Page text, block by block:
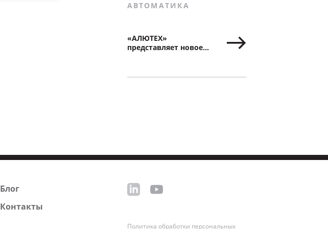
АВТОМАТИКА
«АЛЮТЕХ»
представляет новое
Блог
Контакты
Политика обработки персональных